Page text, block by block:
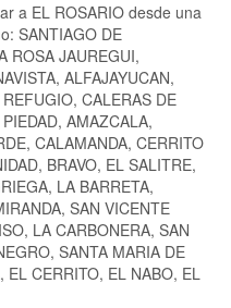
a EL ROSARIO desde una
SANTIAGO DE
ROSA JAUREGUI,
ALFAJAYUCAN,
CALERAS DE
AMAZCALA,
CALAMANDA, CERRITO
BRAVO, EL SALITRE,
LA BARRETA,
SAN VICENTE
LA CARBONERA, SAN
SANTA MARIA DE
EL CERRITO, EL NABO, EL